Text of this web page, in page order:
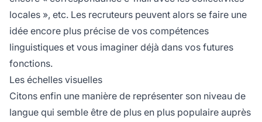
locales », etc. Les recruteurs peuvent alors se faire une
idée encore plus précise de vos compétences
linguistiques et vous imaginer déjà dans vos futures
fonctions.
Les échelles visuelles
Citons enfin une manière de représenter son niveau de
langue qui semble être de plus en plus populaire auprès